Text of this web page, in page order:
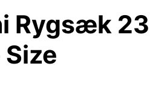
Rygsæk